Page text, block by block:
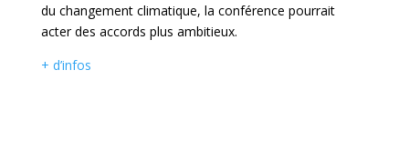
du changement climatique, la conférence pourrait
acter des accords plus ambitieux.
+ d’infos